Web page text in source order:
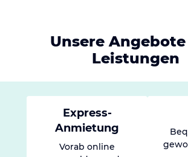
Unsere
Leistungen
Express-
Anmietung
Vorab online